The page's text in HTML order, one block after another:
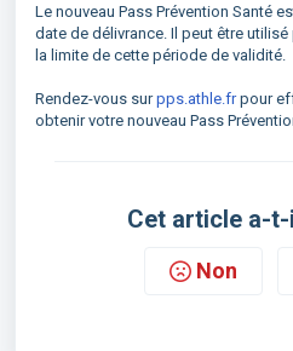
Le nouveau Pass Prévention Santé
date de délivrance. Il peut être
la limite de cette période de validité.
Rendez-vous surpps.athle.frpour
obtenir votre nouveau Pass
Cet article a-
Non